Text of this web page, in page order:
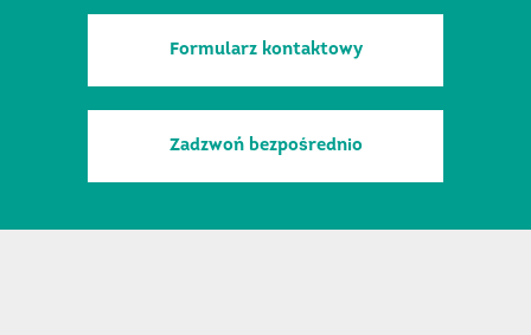
Formularz kontaktowy
Zadzwoń bezpośrednio